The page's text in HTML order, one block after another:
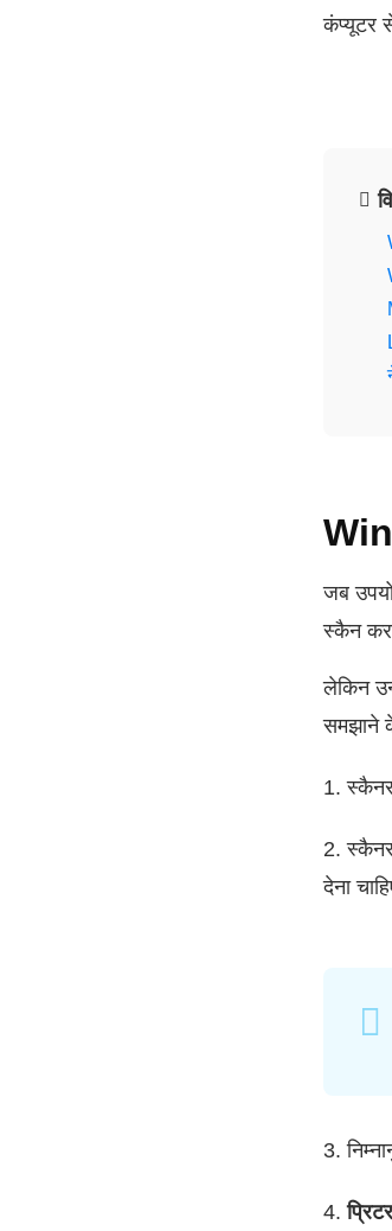
कंप्यूटर
जब
स्कैन
लेकिन
समझाने
1.
2.
देना
3.
4.